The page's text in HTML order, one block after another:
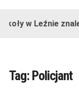
w Leźnie
Tag: Policjant